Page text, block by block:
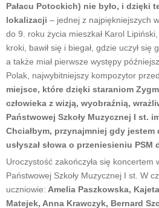
Pałacu Potockich) nie było, i dzięki
lokalizacji – jednej z najpiękniejszych
do 9. roku życia mieszkał Karol
kroki, bawił się i biegał, gdzie uczył się
a także miał pierwsze występy
Polak, najwybitniejszy kompozytor
miejsce, które dzięki staraniom
człowieka z wizją, wyobraźnią,
Państwowej Szkoły Muzycznej I st.
Chciałbym, przynajmniej gdy jestem
usłyszał słowa o przeniesieniu
Uroczystość zakończyła się koncertem
Państwowej Szkoły Muzycznej I st. W
uczniowie: Amelia Paszkowska,
Matejek, Anna Krawczyk, Bernard